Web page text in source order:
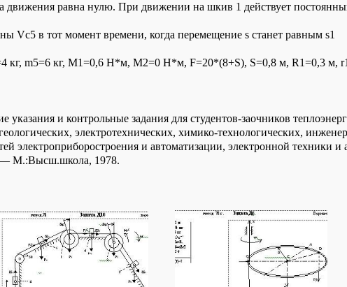
движения равна нулю. При движении на шкив 1 действует
Vc5 в тот момент времени, когда перемещение s станет равным s1
кг, m5=6 кг, М1=0,6 Н*м, М2=0 Н*м, F=20*(8+S), S=0,8 м, R1=0,3 м,
указания и контрольные задания для студентов-заочников
электротехнических, химико-технологических,
электроприборостроения и автоматизации, электронной техники
— М.:Высш.школа, 1978.